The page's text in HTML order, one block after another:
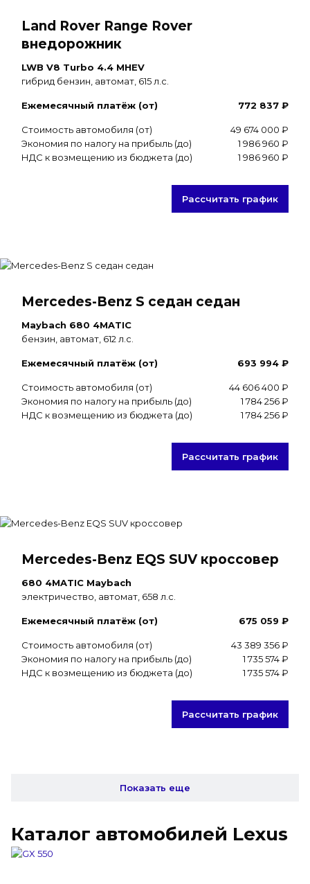
Land Rover Range Rover
внедорожник
LWB V8 Turbo 4.4 MHEV
гибрид бензин, автомат, 615 л.с.
Ежемесячный платёж (от) 772 837 ₽
Стоимость автомобиля (от)
49 674 000 ₽
Экономия по налогу на прибыль (до)
1 986 960 ₽
НДС к возмещению из бюджета (до)
1 986 960 ₽
Рассчитать график
Mercedes-Benz S седан седан
Maybach 680 4MATIC
бензин, автомат, 612 л.с.
Ежемесячный платёж (от) 693 994 ₽
Стоимость автомобиля (от)
44 606 400 ₽
Экономия по налогу на прибыль (до)
1 784 256 ₽
НДС к возмещению из бюджета (до)
1 784 256 ₽
Рассчитать график
Mercedes-Benz EQS SUV кроссовер
680 4MATIC Maybach
электричество, автомат, 658 л.с.
Ежемесячный платёж (от) 675 059 ₽
Стоимость автомобиля (от)
43 389 356 ₽
Экономия по налогу на прибыль (до)
1 735 574 ₽
НДС к возмещению из бюджета (до)
1 735 574 ₽
Рассчитать график
Показать еще
Каталог автомобилей Lexus